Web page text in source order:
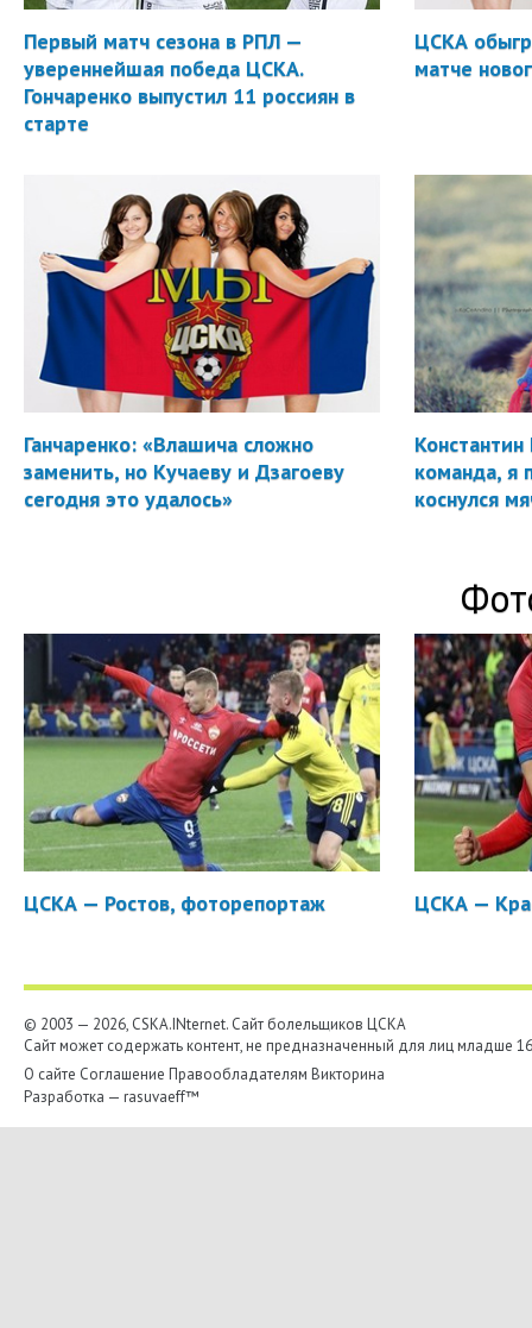
Первый матч сезона в РПЛ —
увереннейшая победа ЦСКА.
Гончаренко выпустил 11 россиян в
старте
ЦСКА
матче
Ганчаренко: «Влашича сложно
заменить, но Кучаеву и Дзагоеву
сегодня это удалось»
Константин
команда, я
коснулся
ЦСКА — Ростов, фоторепортаж ЦСКА —
© 2003 — 2026, CSKA.INternet. Cайт болельщиков ЦСКА
Сайт может содержать контент, не предназначенный для лиц младше
О сайте Соглашение Правообладателям Викторина
Разработка — rasuvaeff™